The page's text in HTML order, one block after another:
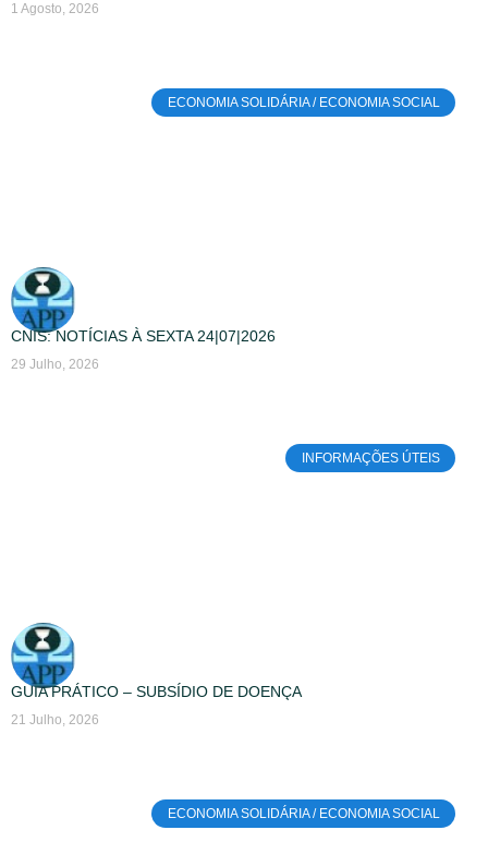
1 Agosto, 2026
ECONOMIA SOLIDÁRIA / ECONOMIA SOCIAL
CNIS: NOTÍCIAS À SEXTA 24|07|2026
29 Julho, 2026
INFORMAÇÕES ÚTEIS
GUIA PRÁTICO – SUBSÍDIO DE DOENÇA
21 Julho, 2026
ECONOMIA SOLIDÁRIA / ECONOMIA SOCIAL